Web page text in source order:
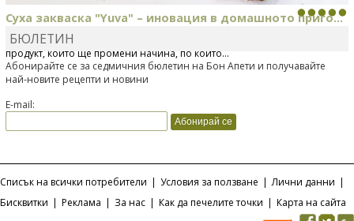
Суха закваска "Yuva" – иновация в домашното приго...
Отскоро Лесафр България стартира предлагането на изцяло нов
продукт, който ще промени начина, по който...
БЮЛЕТИН
Абонирайте се за седмичния бюлетин на Бон Апети и получавайте
най-новите рецепти и новини
E-mail:
Списък на всички потребители | Условия за ползване | Лични данни |
Бисквитки | Реклама | За нас | Как да печелите точки | Карта на сайта